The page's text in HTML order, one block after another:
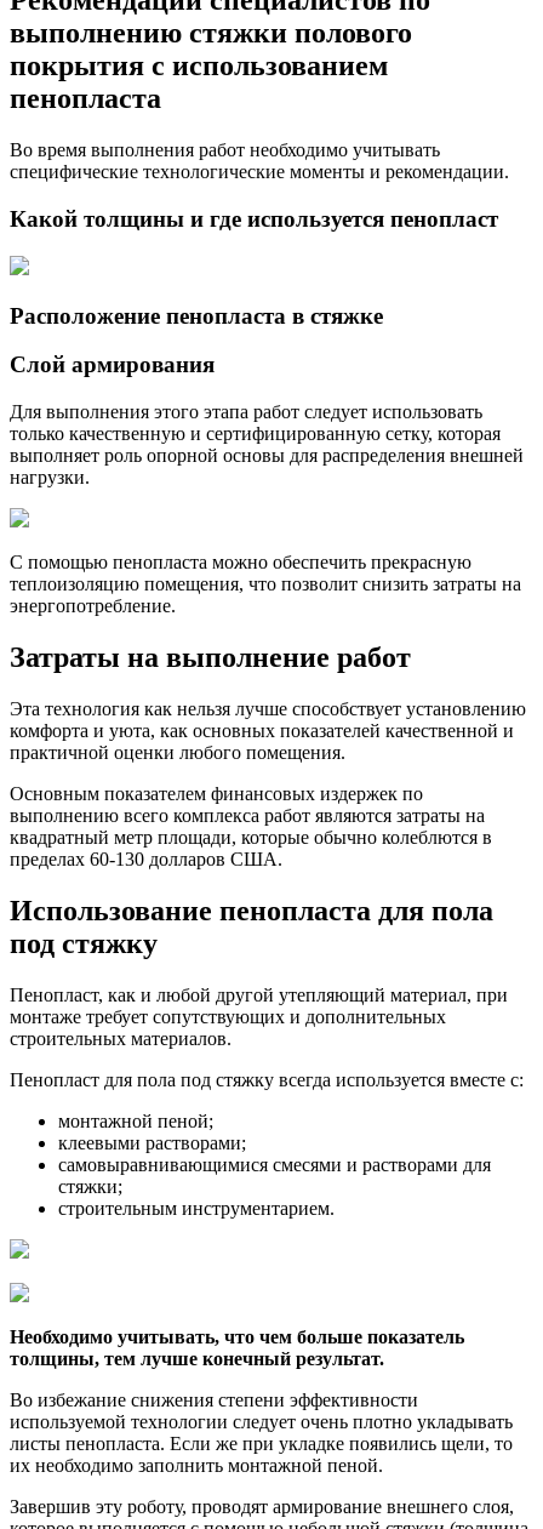
выполнению стяжки полового
покрытия с использованием
пенопласта
Во время выполнения работ необходимо учитывать
специфические технологические моменты и рекомендации.
Какой толщины и где используется пенопласт
Расположение пенопласта в стяжке
Слой армирования
Для выполнения этого этапа работ следует использовать
только качественную и сертифицированную сетку, которая
выполняет роль опорной основы для распределения внешней
нагрузки.
С помощью пенопласта можно обеспечить прекрасную
теплоизоляцию помещения, что позволит снизить затраты на
энергопотребление.
Затраты на выполнение работ
Эта технология как нельзя лучше способствует установлению
комфорта и уюта, как основных показателей качественной и
практичной оценки любого помещения.
Основным показателем финансовых издержек по
выполнению всего комплекса работ являются затраты на
квадратный метр площади, которые обычно колеблются в
пределах 60-130 долларов США.
Использование пенопласта для пола
под стяжку
Пенопласт, как и любой другой утепляющий материал, при
монтаже требует сопутствующих и дополнительных
строительных материалов.
Пенопласт для пола под стяжку всегда используется вместе с:
монтажной пеной;
клеевыми растворами;
самовыравнивающимися смесями и растворами для
стяжки;
строительным инструментарием.
Необходимо учитывать, что чем больше показатель
толщины, тем лучше конечный результат.
Во избежание снижения степени эффективности
используемой технологии следует очень плотно укладывать
листы пенопласта. Если же при укладке появились щели, то
их необходимо заполнить монтажной пеной.
Завершив эту роботу, проводят армирование внешнего слоя,